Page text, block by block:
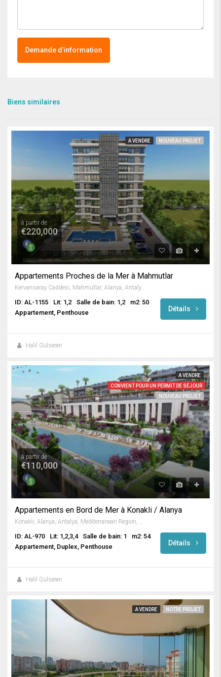
Demande d’information
Biens similaires
A VENDRE NOUVEAU PROJET
à partir de
€220,000
Appartements Proches de la Mer à Mahmutlar
ID: AL-1155 Lit: 1,2 Salle de bain: 1,2
m2: 50
Appartement, Penthouse
Détails
Halil Gülseren
A VENDRE
CONVIENT POUR UN PERMIT DE SÉJOUR
NOUVEAU PROJET
à partir de
€110,000
Appartements en Bord de Mer à Konakli / Alanya
Konaklı, Alanya, Antalya, Mediterranean Region, 07490, Turkey
ID: AL-970 Lit: 1,2,3,4 Salle de bain: 1
m2: 54
Appartement, Duplex, Penthouse
Détails
Halil Gülseren
A VENDRE NOTRE PROJET